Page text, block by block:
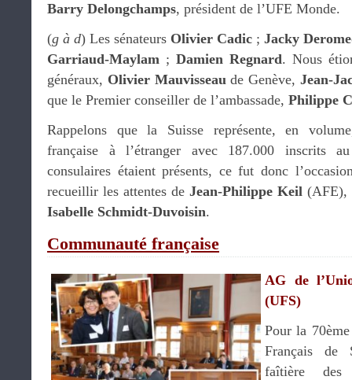
Barry Delongchamps, président de l’UFE Monde.
(g à d) Les sénateurs Olivier Cadic ; Jacky
Garriaud-Maylam ; Damien Regnard. Nous
généraux, Olivier Mauvisseaude Genève, Jean-
que le Premier conseiller de l’ambassade, Philippe
Rappelons que la Suisse représente, en
française à l’étranger avec 187.000 inscrits
consulaires étaient présents, ce fut donc
recueillir les attentes de Jean-Philippe Keil (AFE),
Isabelle Schmidt-Duvoisin.
Communauté française
AG de
(UFS)
Pour la
Français de
faîtière des